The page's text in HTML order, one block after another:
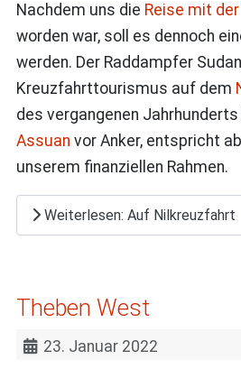
Nachdem uns die Reise mit
worden war, soll es dennoch
werden. Der Raddampfer
Kreuzfahrttourismus auf dem
des vergangenen Jahrhunderts
Assuan vor Anker, entspricht
unserem finanziellen Rahmen.
Weiterlesen: Auf Nilkreuzfahrt
Theben West
23. Januar 2022